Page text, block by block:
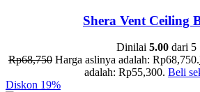
Shera Vent Ceiling
Dinilai 5.00dari 5
Rp68,750 Harga aslinya adalah: Rp68,750.
adalah: Rp55,300. Beli
Diskon 19%